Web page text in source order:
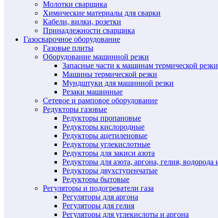
Молотки сварщика
Химические материалы для сварки
Кабели, вилки, розетки
Принадлежности сварщика
Газосварочное оборудование
Газовые плиты
Оборудование машинной резки
Запасные части к машинам термической резки
Машины термической резки
Мундштуки для машинной резки
Резаки машинные
Сетевое и рамповое оборудование
Редукторы газовые
Редукторы пропановые
Редукторы кислородные
Редукторы ацетиленовые
Редукторы углекислотные
Редукторы для закиси азота
Редукторы для азота, аргона, гелия, водорода
Редукторы двухступенчатые
Редукторы бытовые
Регуляторы и подогреватели газа
Регуляторы для аргона
Регуляторы для гелия
Регуляторы для углекислоты и аргона